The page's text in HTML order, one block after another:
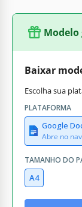
Baixar
Escolha sua
PLATAFORMA
Google
Abre no
TAMANHO DO
A4